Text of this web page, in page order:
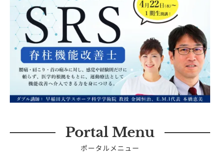
Portal Menu
ポータルメニュー